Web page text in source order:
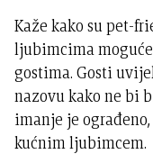
Kaže kako su pet-
ljubimcima
gostima. Gosti
nazovu kako ne bi
imanje je
kućnim ljubimcem.